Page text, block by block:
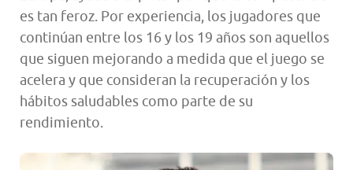
es tan feroz. Por experiencia, los jugadores que
continúan entre los 16 y los 19 años son aquellos
que siguen mejorando a medida que el juego se
acelera y que consideran la recuperación y los
hábitos saludables como parte de su
rendimiento.